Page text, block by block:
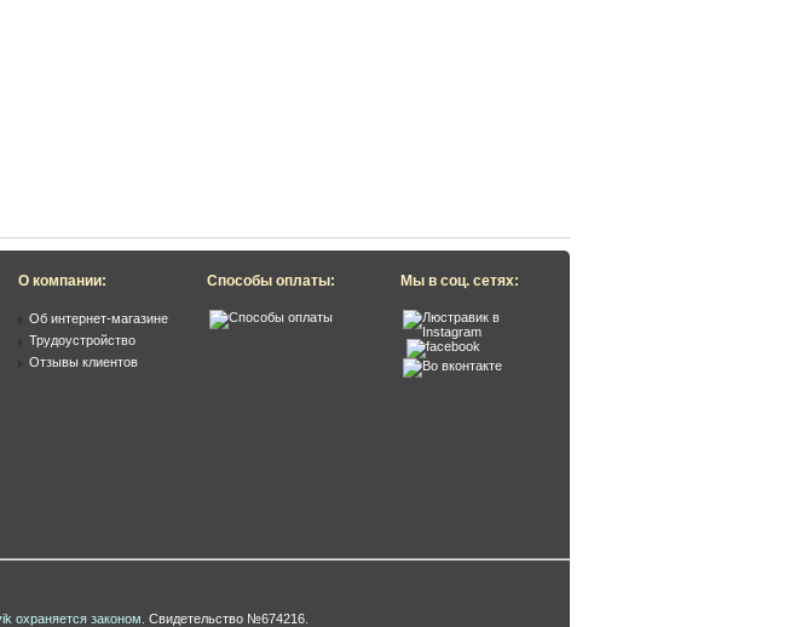
О компании:
Об интернет-магазине
Трудоустройство
Отзывы клиентов
Способы оплаты: Мы в соц. сетях:
охраняется законом. Свидетельство №674216